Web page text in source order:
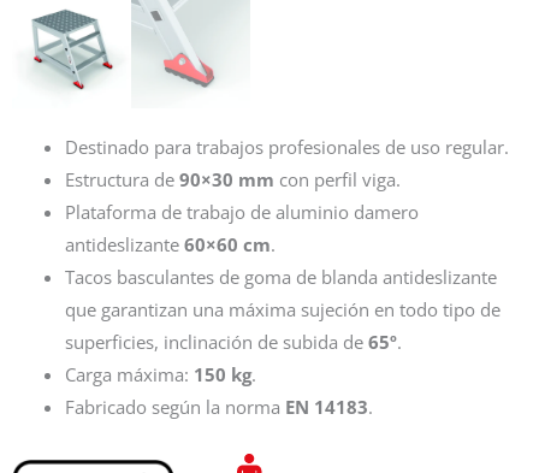
Destinado para trabajos profesionales de uso regular.
Estructura de 90×30 mm con perfil viga.
Plataforma de trabajo de aluminio damero
antideslizante 60×60 cm.
Tacos basculantes de goma de blanda antideslizante
que garantizan una máxima sujeción en todo tipo de
superficies, inclinación de subida de 65º.
Carga máxima: 150 kg.
Fabricado según la norma EN 14183.